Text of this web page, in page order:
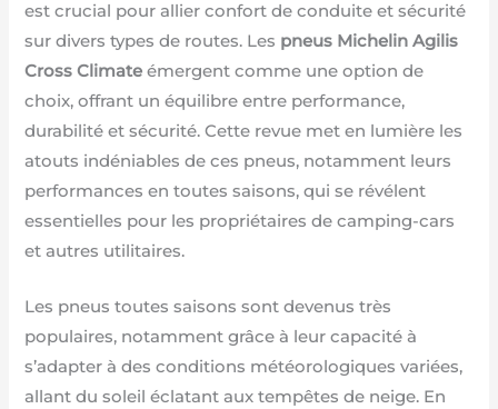
est crucial pour allier confort de conduite et sécurité
sur divers types de routes. Les pneus Michelin Agilis
Cross Climate émergent comme une option de
choix, offrant un équilibre entre performance,
durabilité et sécurité. Cette revue met en lumière les
atouts indéniables de ces pneus, notamment leurs
performances en toutes saisons, qui se révélent
essentielles pour les propriétaires de camping-cars
et autres utilitaires.
Les pneus toutes saisons sont devenus très
populaires, notamment grâce à leur capacité à
s’adapter à des conditions météorologiques variées,
allant du soleil éclatant aux tempêtes de neige. En